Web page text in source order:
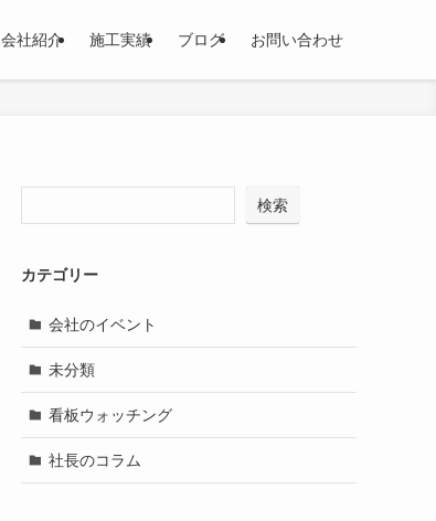
会社紹介 施工実績 ブログ お問い合わせ
検索
カテゴリー
会社のイベント
未分類
看板ウォッチング
社長のコラム